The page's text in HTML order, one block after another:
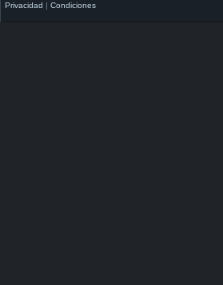
Privacidad
Condiciones